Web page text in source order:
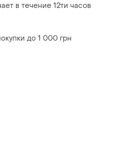
в течение 12ти часов
до 1 000 грн